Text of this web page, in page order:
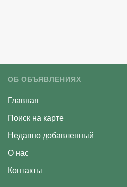
ОБ ОБЪЯВЛЕНИЯХ
Главная
Поиск на карте
Недавно добавленный
О нас
Контакты